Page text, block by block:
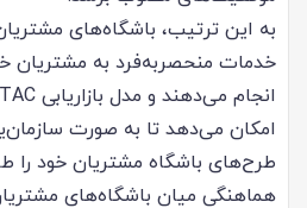
به این ترتیب، باشگاه‌های مشتریان
خدمات منحصربه‌فرد به مشتریان
امکان می‌دهد تا به صورت
طرح‌های باشگاه مشتریان خود را